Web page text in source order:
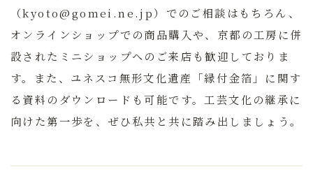
（kyoto@gomei.ne.jp）でのご相談はもちろん、
オンラインショップでの商品購入や、京都の工房に併
設されたミニショップへのご来店も歓迎しておりま
す。また、ユネスコ無形文化遺産「縁付金箔」に関す
る資料のダウンロードも可能です。工芸文化の継承に
向けた第一歩を、ぜひ私共と共に踏み出しましょう。